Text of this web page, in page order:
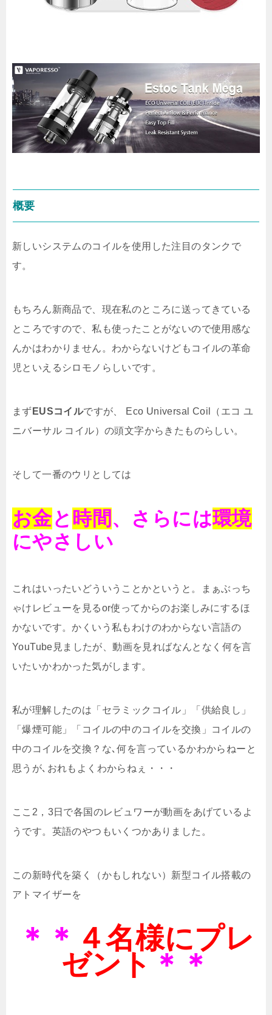
概要
新しいシステムのコイルを使用した注目のタンクで
す。
もちろん新商品で、現在私のところに送ってきている
ところですので、私も使ったことがないので使用感な
んかはわかりません。わからないけどもコイルの革命
児といえるシロモノらしいです。
まず EUSコイルですが、 Eco Universal Coil（エコ ユ
ニバーサル コイル）の頭文字からきたものらしい。
そして一番のウリとしては
お金と 時間、さらには環境
にやさしい
これはいったいどういうことかというと。まぁぶっち
ゃけレビューを見るor使ってからのお楽しみにするほ
かないです。かくいう私もわけのわからない言語の
YouTube見ましたが、動画を見ればなんとなく何を言
いたいかわかった気がします。
私が理解したのは「セラミックコイル」「供給良し」
「爆煙可能」「コイルの中のコイルを交換」コイルの
中のコイルを交換？な､何を言っているかわからねーと
思うが､おれもよくわからねぇ・・・
ここ2，3日で各国のレビュワーが動画をあげているよ
うです。英語のやつもいくつかありました。
この新時代を築く（かもしれない）新型コイル搭載の
アトマイザーを
＊＊ ４名様にプレ
ゼント ＊＊